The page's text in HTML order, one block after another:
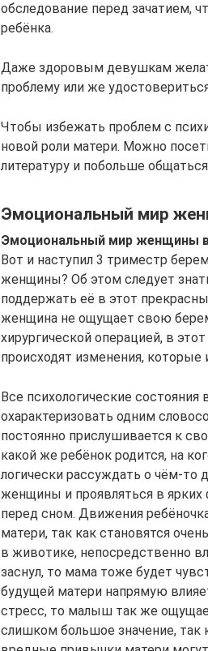
обследование перед зачатием,
ребёнка.
Даже здоровым девушкам
проблему или же
Чтобы избежать проблем с
новой роли матери. Можно
литературу и побольше
Эмоциональный мир
Эмоциональный мир женщины
Вот и наступил 3 триместр
женщины? Об этом следует
поддержать её в этот
женщина не ощущает свою
хирургической операцией, в
происходят изменения,
Все психологические
охарактеризовать одним
постоянно прислушивается к
какой же ребёнок родится, на
логически рассуждать о чём-то
женщины и проявляться в
перед сном. Движения
матери, так как становятся
в животике, непосредственно
заснул, то мама тоже будет
будущей матери напрямую
стресс, то малыш так же
слишком большое значение, так